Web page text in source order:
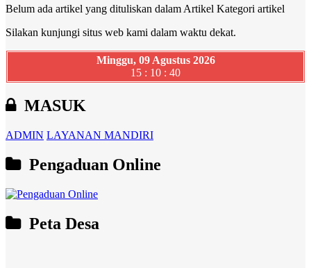
Belum ada artikel yang dituliskan dalam Artikel Kategori artikel
Silakan kunjungi situs web kami dalam waktu dekat.
Minggu, 09 Agustus 2026
15 : 10 : 41
MASUK
ADMIN LAYANAN MANDIRI
Pengaduan Online
Peta Desa